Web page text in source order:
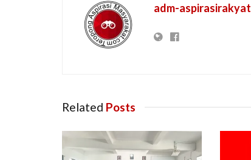
adm-aspirasirakyat
Related Posts